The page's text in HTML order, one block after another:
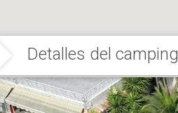
Detalles del camping